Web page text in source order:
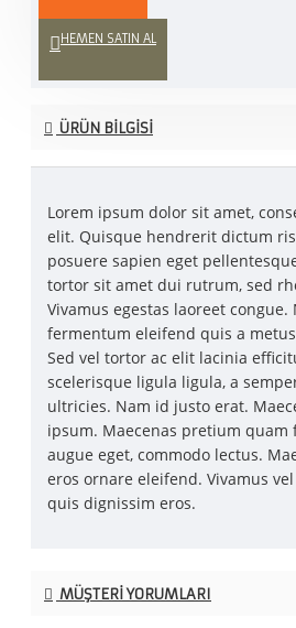
HEMEN SATIN AL
ÜRÜN BILGISI
Lorem ipsum dolor sit amet,
elit. Quisque hendrerit dictum
posuere sapien eget
tortor sit amet dui rutrum, sed
Vivamus egestas laoreet congue.
fermentum eleifend quis a
Sed vel tortor ac elit lacinia
scelerisque ligula ligula, a
ultricies. Nam id justo erat.
ipsum. Maecenas pretium quam
augue eget, commodo lectus.
eros ornare eleifend. Vivamus
quis dignissim eros.
MÜŞTERI YORUMLARI